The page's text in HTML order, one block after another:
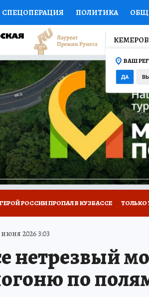
СПЕЦОПЕРАЦИЯ ПОЛИТИКА
НАУКА СПОРТ КОЛУМНИСТЫ
ДОКТОР ФИНАНСЫ
ПРОГНОЗЫ НА СПОРТ
ТЕЛЕВИЗОР
НОВОЕ НА САЙТЕ
ВАШ
ДА
ГЕРОЙ РОССИИ ПРОПАЛ В КУЗБАССЕ ТОЛЬКО
РОССИЯ ПРОИСШЕСТВИЯ
июня 2026 3:03
нетрезвый
по